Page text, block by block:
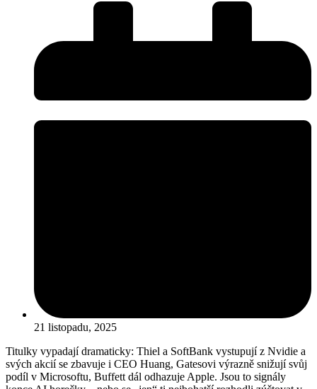
21 listopadu, 2025
Titulky vypadají dramaticky: Thiel a SoftBank vystupují z Nvidie a
svých akcií se zbavuje i CEO Huang, Gatesovi výrazně snižují svůj
podíl v Microsoftu, Buffett dál odhazuje Apple. Jsou to signály